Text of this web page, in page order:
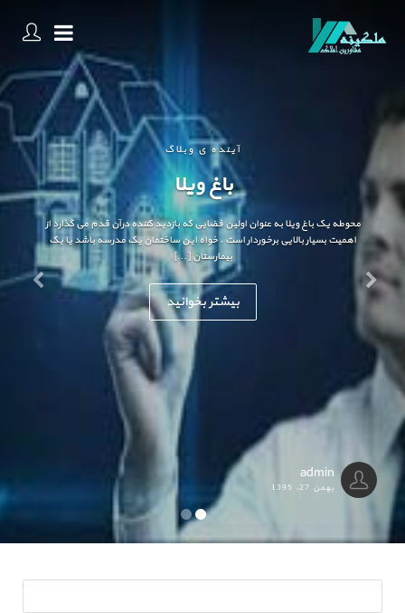
آینده ی وبلاگ
باغ ویلا
محوطه یک باغ ویلا به عنوان اولین فضایی که بازدید کننده درآن قدم می گذارد از
اهمیت بسیار بالایی برخوردار است . خواه این ساختمان یک مدرسه باشد یا یک
بیمارستان […]
بیشتر بخوانید
admin
بهمن 27, 1395